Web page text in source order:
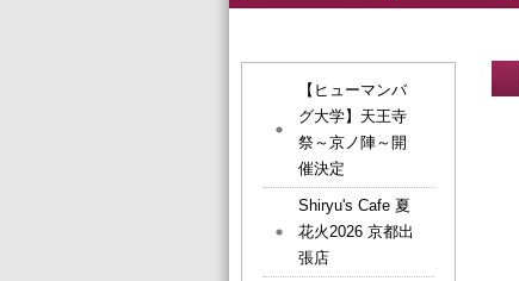
【ヒューマンバ
グ大学】天王寺
祭～京ノ陣～開
催決定
Shiryu's Cafe 夏
花火2026 京都出
張店